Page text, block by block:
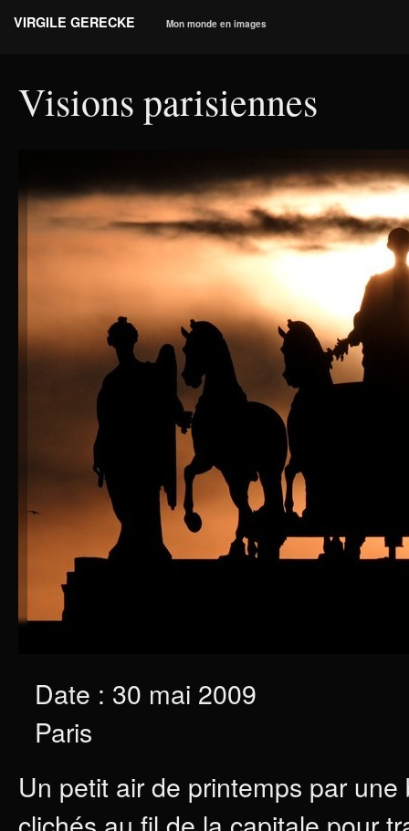
VIRGILE GERECKE Mon monde en images
Visions parisiennes
Date : 30 mai 2009
Paris
Un petit air de printemps par